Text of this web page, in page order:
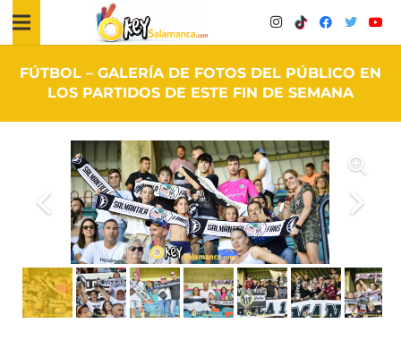
FÚTBOL – GALERÍA DE FOTOS DEL PÚBLICO EN
LOS PARTIDOS DE ESTE FIN DE SEMANA